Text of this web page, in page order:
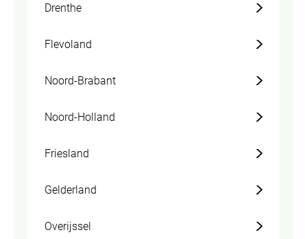
Drenthe
Flevoland
Noord-Brabant
Noord-Holland
Friesland
Gelderland
Overijssel